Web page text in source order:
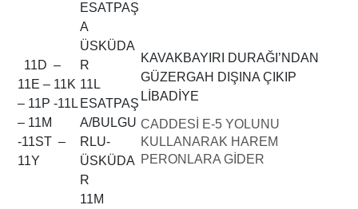
11D –
11E – 11K
– 11P -11L
– 11M
-11ST –
11Y
KAVAKBAYIRI DURAĞI’NDAN
GÜZERGAH DIŞINA ÇIKIP
LİBADİYE
CADDESİ E-5 YOLUNU
KULLANARAK HAREM
PERONLARA GİDER
ESATPAŞ
A
ÜSKÜDA
R
11L
ESATPAŞ
A/BULGU
RLU-
ÜSKÜDA
R
11M